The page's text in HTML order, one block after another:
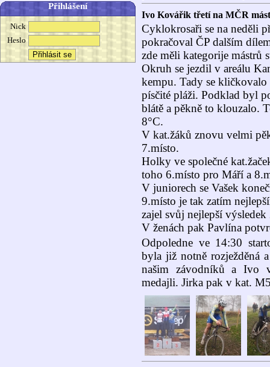
Přihlášení
Nick
Heslo
Ivo Kovářik třetí na MČR
Cyklokrosaři se na neděli
pokračoval ČP dalším
zde měli kategorije mástrů
Okruh se jezdil v areálu
kempu. Tady se kličkovalo
písčité pláži. Podklad byl
blátě a pěkně to klouzalo.
8°C.
V kat.žáků znovu velmi
7.místo.
Holky ve společné
toho 6.místo pro Máří a
V juniorech se Vašek
9.místo je tak zatím
zajel svůj nejlepší
V ženách pak Pavlína
Odpoledne ve 14:30
byla již notně rozježděná
našim závodníků a Ivo
medajli. Jirka pak v kat.